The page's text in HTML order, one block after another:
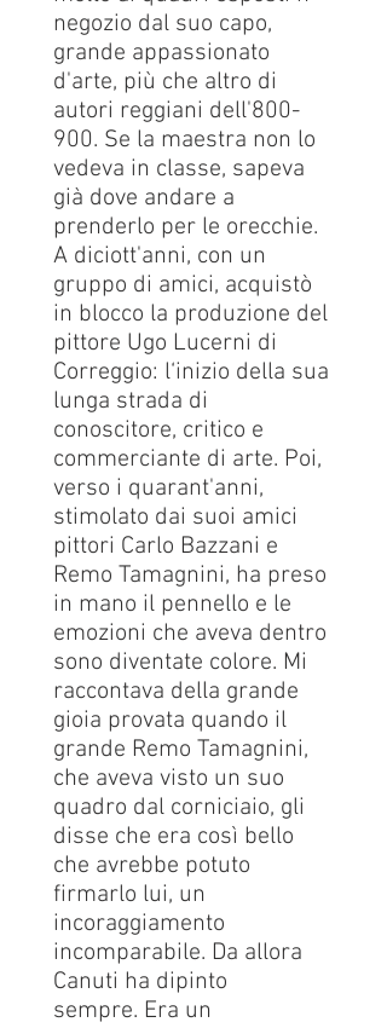
negozio dal suo capo,
grande appassionato
d'arte, più che altro di
autori reggiani dell'800-
900. Se la maestra non lo
vedeva in classe, sapeva
già dove andare a
prenderlo per le orecchie.
A diciott'anni, con un
gruppo di amici, acquistò
in blocco la produzione del
pittore Ugo Lucerni di
Correggio: l‘inizio della sua
lunga strada di
conoscitore, critico e
commerciante di arte. Poi,
verso i quarant'anni,
stimolato dai suoi amici
pittori Carlo Bazzani e
Remo Tamagnini, ha preso
in mano il pennello e le
emozioni che aveva dentro
sono diventate colore. Mi
raccontava della grande
gioia provata quando il
grande Remo Tamagnini,
che aveva visto un suo
quadro dal corniciaio, gli
disse che era così bello
che avrebbe potuto
firmarlo lui, un
incoraggiamento
incomparabile. Da allora
Canuti ha dipinto
sempre. Era un